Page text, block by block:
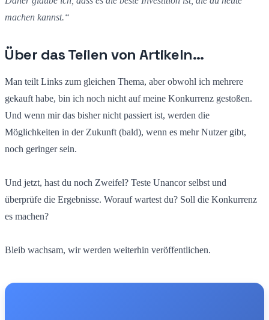
machen kannst.“
Über das Teilen von Artikeln…
Man teilt Links zum gleichen Thema, aber obwohl ich mehrere
gekauft habe, bin ich noch nicht auf meine Konkurrenz gestoßen.
Und wenn mir das bisher nicht passiert ist, werden die
Möglichkeiten in der Zukunft (bald), wenn es mehr Nutzer gibt,
noch geringer sein.
Und jetzt, hast du noch Zweifel? Teste Unancor selbst und
überprüfe die Ergebnisse. Worauf wartest du? Soll die Konkurrenz
es machen?
Bleib wachsam, wir werden weiterhin veröffentlichen.